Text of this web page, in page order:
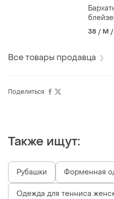
zara
38 / M
Все товары продавца
Поделиться:
Также ищут:
Рубашки Форменная
Одежда для тенниса